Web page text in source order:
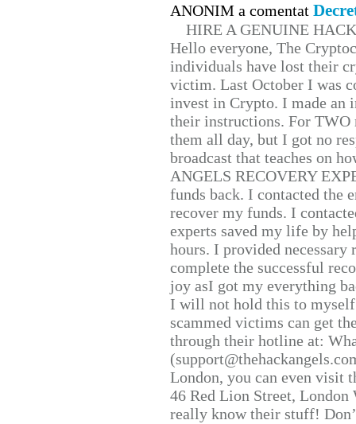
ANONIM a comentat
HIRE A GENUINE
Hello everyone, The
individuals have lost their
victim. Last October I was
invest in Crypto. I made
their instructions. For TWO
them all day, but I got no
broadcast that teaches on
ANGELS RECOVERY
funds back. I contacted the
recover my funds. I
experts saved my life by
hours. I provided
complete the successful
joy asI got my everything
I will not hold this to
scammed victims can get
through their hotline at:
London, you can even visit
46 Red Lion Street, London
really know their stuff!